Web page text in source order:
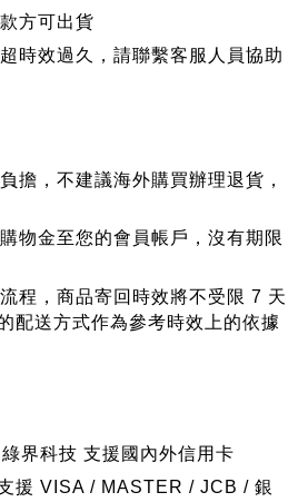
方可出貨
時效過久，請聯繫客服人員協助
擔， 不建議海外購買辦理退貨，
物金至您的會員帳戶，沒有期限
程，商品寄回時效將不受限 7 天
配送方式作為參考時效上的依據
界科技 支援國內外信用卡
援 VISA / MASTER / JCB / 銀